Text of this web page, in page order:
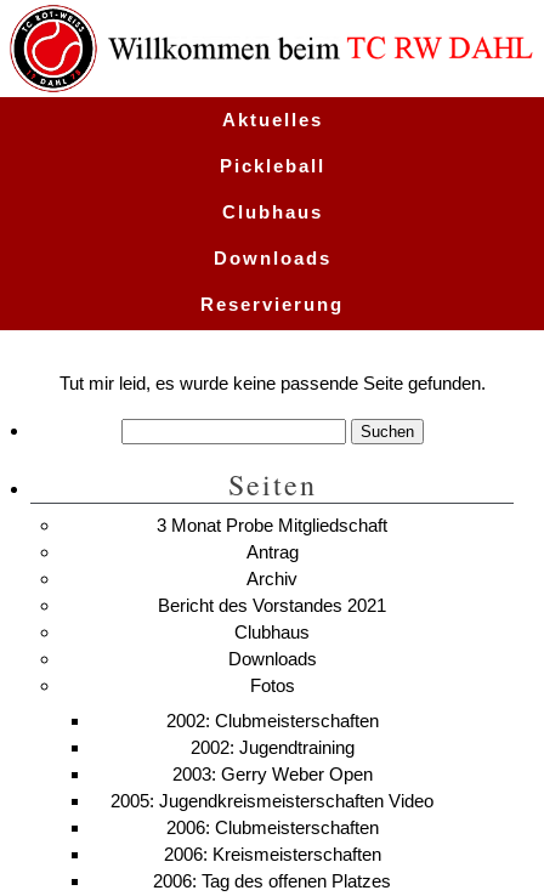
Aktuelles
Pickleball
Clubhaus
Downloads
Reservierung
Tut mir leid, es wurde keine passende Seite gefunden.
Seiten
3 Monat Probe Mitgliedschaft
Antrag
Archiv
Bericht des Vorstandes 2021
Clubhaus
Downloads
Fotos
2002: Clubmeisterschaften
2002: Jugendtraining
2003: Gerry Weber Open
2005: Jugendkreismeisterschaften Video
2006: Clubmeisterschaften
2006: Kreismeisterschaften
2006: Tag des offenen Platzes